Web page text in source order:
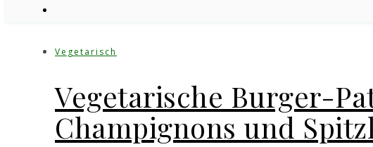
Vegetarisch
Vegetarische Burger-
Champignons und